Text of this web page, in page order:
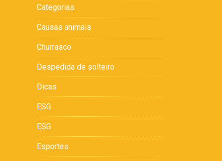
Categorias
Causas animais
Churrasco
Despedida de solteiro
Dicas
ESG
ESG
Esportes